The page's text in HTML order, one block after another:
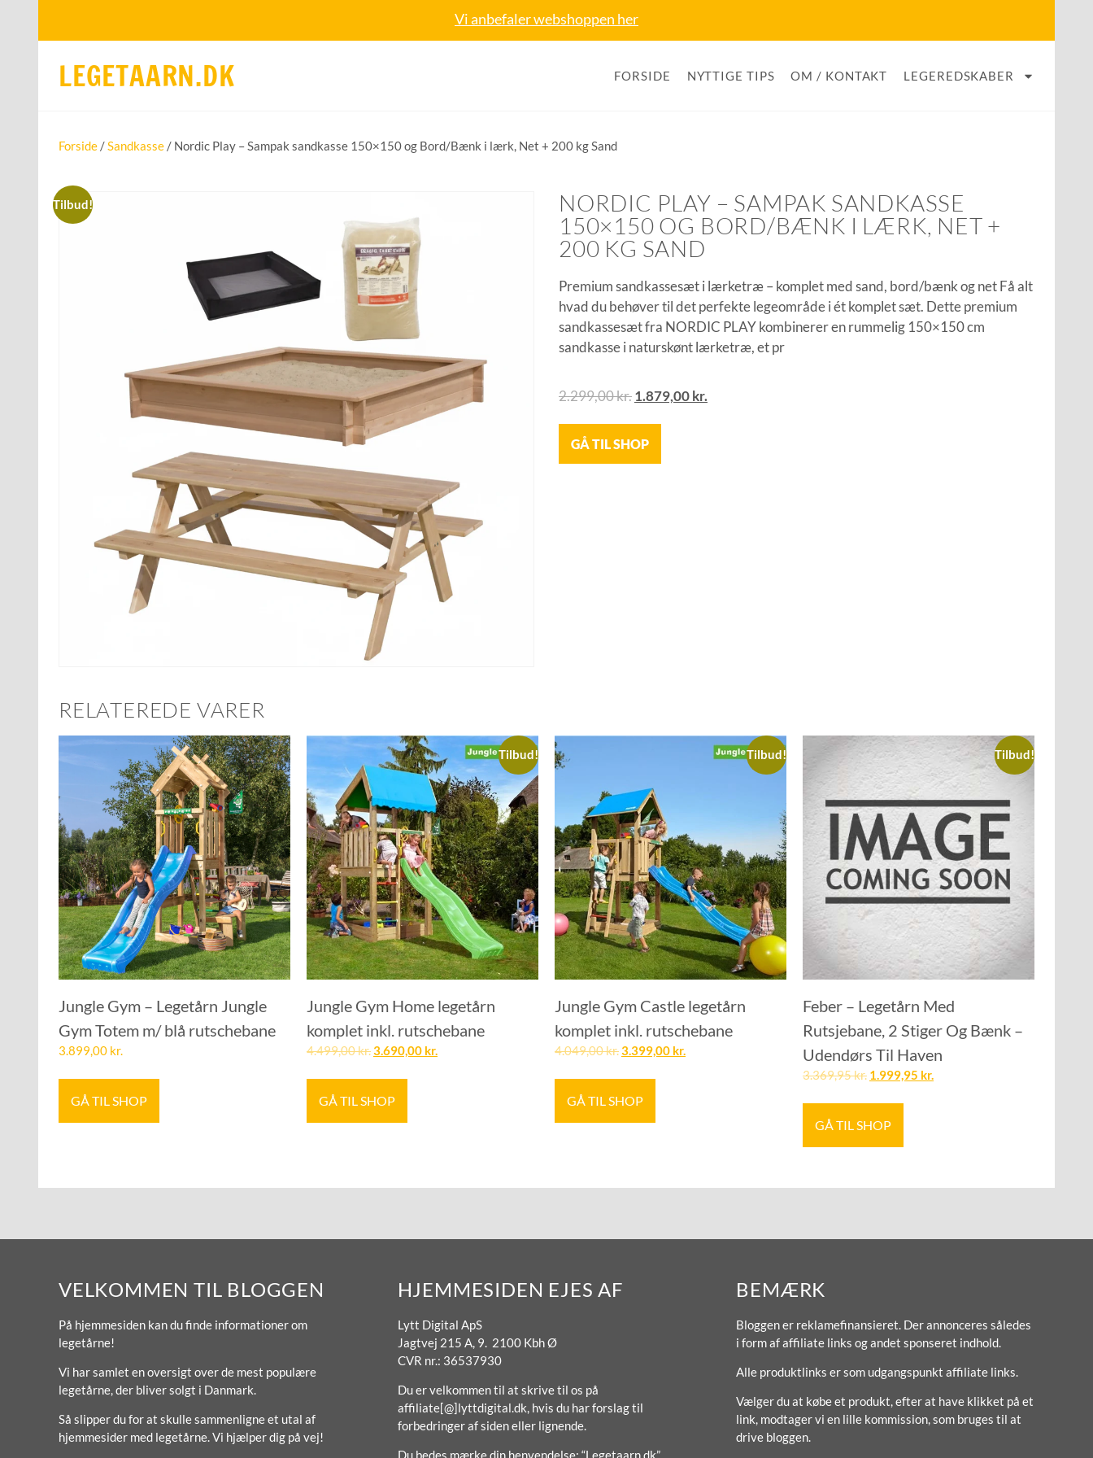
Vi anbefaler webshoppen her
LEGETAARN.DK FORSIDE NYTTIGE TIPS OM / KONTAKT LEGEREDSKABER
Forside /Sandkasse / Nordic Play – Sampak sandkasse 150×150 og Bord/Bænk i lærk, Net + 200 kg Sand
Tilbud!
NORDIC PLAY – SAMPAK SANDKASSE
150×150 OG BORD/BÆNK I LÆRK, NET +
200 KG SAND
Premium sandkassesæt i lærketræ – komplet med sand, bord/bænk og net Få alt
hvad du behøver til det perfekte legeområde i ét komplet sæt. Dette premium
sandkassesæt fra NORDIC PLAY kombinerer en rummelig 150×150 cm
sandkasse i naturskønt lærketræ, et pr
2.299,00kr.1.879,00kr.
GÅ TIL SHOP
RELATEREDE VARER
Jungle Gym – Legetårn Jungle
Gym Totem m/ blå rutschebane
3.899,00 kr.
GÅ TIL SHOP
Tilbud!
Jungle Gym Home legetårn
komplet inkl. rutschebane
4.499,00kr.3.690,00 kr.
GÅ TIL SHOP
Tilbud!
Jungle Gym Castle legetårn
komplet inkl. rutschebane
4.049,00kr.3.399,00 kr.
GÅ TIL SHOP
Tilbud!
Feber – Legetårn Med
Rutsjebane, 2 Stiger Og Bænk –
Udendørs Til Haven
3.369,95kr. 1.999,95 kr.
GÅ TIL SHOP
VELKOMMEN TIL BLOGGEN
På hjemmesiden kan du finde informationer om
legetårne!
Vi har samlet en oversigt over de mest populære
legetårne, der bliver solgt i Danmark.
Så slipper du for at skulle sammenligne et utal af
hjemmesider med legetårne. Vi hjælper dig på vej!
HJEMMESIDEN EJES AF
Lytt Digital ApS
Jagtvej 215 A, 9. 2100 Kbh Ø
CVR nr.: 36537930
Du er velkommen til at skrive til os på
affiliate[@]lyttdigital.dk, hvis du har forslag til
forbedringer af siden eller lignende.
BEMÆRK
Bloggen er reklamefinansieret. Der annonceres således
i form af affiliate links og andet sponseret indhold.
Alle produktlinks er som udgangspunkt affiliate links.
Vælger du at købe et produkt, efter at have klikket på et
link, modtager vi en lille kommission, som bruges til at
drive bloggen.